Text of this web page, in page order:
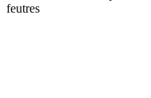
feutres